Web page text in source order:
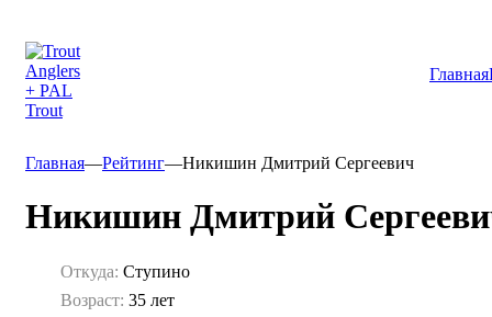
Главная
Главная—Рейтинг—Никишин Дмитрий Сергеевич
Никишин Дмитрий
Откуда: Ступино
Возраст: 35 лет